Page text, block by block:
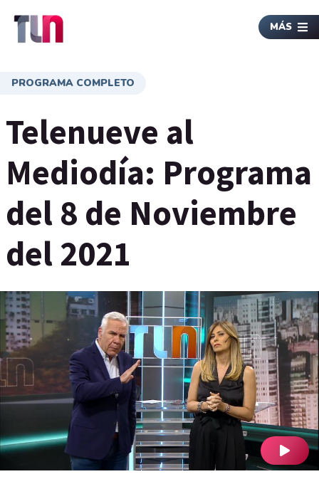
MÁS
PROGRAMA COMPLETO
Telenueve al
Mediodía: Programa
del 8 de Noviembre
del 2021